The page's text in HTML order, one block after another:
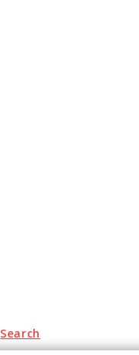
Search